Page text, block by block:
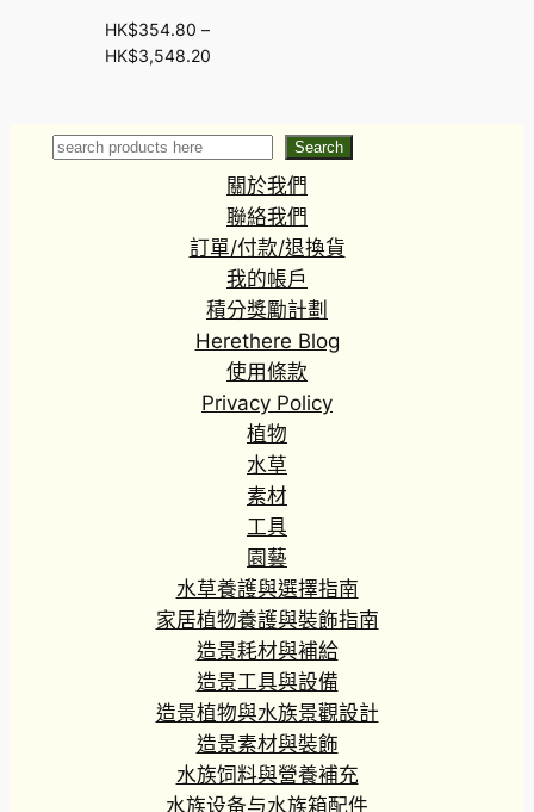
HK$354.80 –
HK$3,548.20價
圍
：
$
3
4
.
0
5
4
8
.
2
0
Search Search
關於我們
聯絡我們
訂單/付款/退換貨
我的帳戶
積分獎勵計劃
Herethere Blog
使用條款
Privacy Policy
植物
水草
素材
工具
園藝
水草養護與選擇指南
家居植物養護與裝飾指南
造景耗材與補給
造景工具與設備
造景植物與水族景觀設計
造景素材與裝飾
水族饲料與營養補充
水族设备与水族箱配件